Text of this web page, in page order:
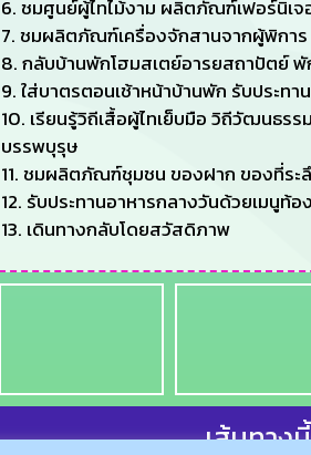
6. ชมศูนย์ผู้ไทไม้งาม ผลิตภัณฑ์เฟอร์นิเ
7. ชมผลิตภัณฑ์เครื่องจักสานจากผู้พิการ
8. กลับบ้านพักโฮมสเตย์อารยสถาปัตย์
9. ใส่บาตรตอนเช้าหน้าบ้านพัก รับประทา
10. เรียนรู้วิถีเสื้อผู้ไทเย็บมือ วิถีวัฒนธ
บรรพบุรุษ
11. ชมผลิตภัณฑ์ชุมชน ของฝาก ของที่ระ
12. รับประทานอาหารกลางวันด้วยเมนูท้อ
13. เดินทางกลับโดยสวัสดิภาพ
เส้นทาง